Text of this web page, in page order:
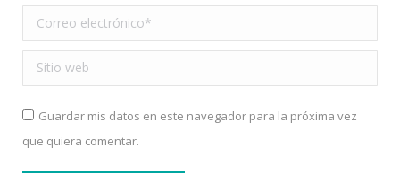
Correo electrónico *
Sitio web
Guardar mis datos en este navegador para la próxima vez
que quiera comentar.